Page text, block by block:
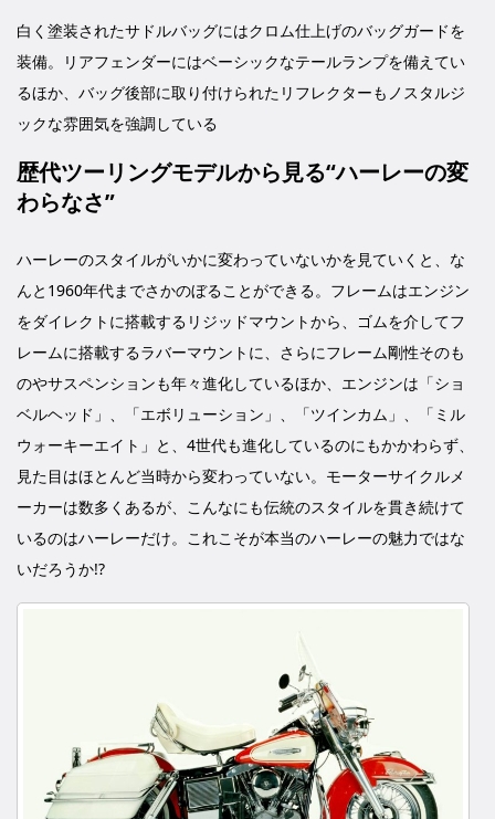
白く塗装されたサドルバッグにはクロム仕上げのバッグガードを
装備。リアフェンダーにはベーシックなテールランプを備えてい
るほか、バッグ後部に取り付けられたリフレクターもノスタルジ
ックな雰囲気を強調している
歴代ツーリングモデルから見る“ハーレーの変
わらなさ”
ハーレーのスタイルがいかに変わっていないかを見ていくと、な
んと1960年代までさかのぼることができる。フレームはエンジン
をダイレクトに搭載するリジッドマウントから、ゴムを介してフ
レームに搭載するラバーマウントに、さらにフレーム剛性そのも
のやサスペンションも年々進化しているほか、エンジンは「ショ
ベルヘッド」、「エボリューション」、「ツインカム」、「ミル
ウォーキーエイト」と、4世代も進化しているのにもかかわらず、
見た目はほとんど当時から変わっていない。モーターサイクルメ
ーカーは数多くあるが、こんなにも伝統のスタイルを貫き続けて
いるのはハーレーだけ。これこそが本当のハーレーの魅力ではな
いだろうか!?